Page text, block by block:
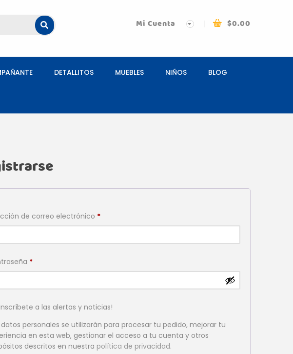
$0.00
Mi Cuenta
DETALLITOS MUEBLES NIÑOS BLOG
de correo electrónico *Obligatorio
*Obligatorio
a las alertas y noticias!
datos personales se utilizarán para procesar tu pedido, mejorar tu
en esta web, gestionar el acceso a tu cuenta y otros
descritos en nuestra política de privacidad.